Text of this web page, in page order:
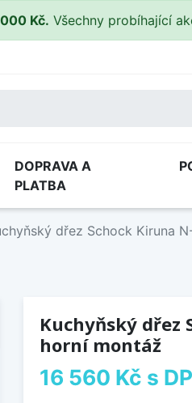
Kč. Všechny probíhající
DOPRAVA A
PLATBA
dřez Schock Kiruna
Kuchyňský dřez
horní montáž
16 560 Kč s